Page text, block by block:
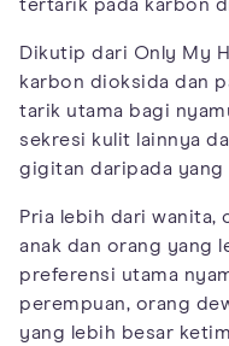
tertarik pada karbon
Dikutip dari Only My
karbon dioksida dan
tarik utama bagi
sekresi kulit lainnya
gigitan daripada yang
Pria lebih dari wanita,
anak dan orang yang
preferensi utama
perempuan, orang
yang lebih besar